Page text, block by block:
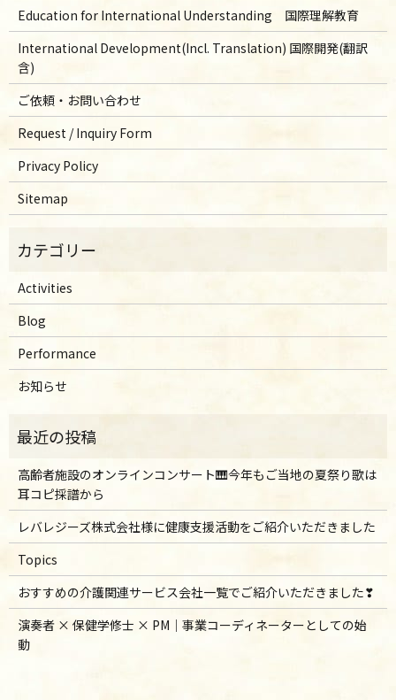
Education for International Understanding 国際理解教育
International Development(Incl. Translation) 国際開発(翻訳
含)
ご依頼・お問い合わせ
Request / Inquiry Form
Privacy Policy
Sitemap
Activities
Blog
Performance
お知らせ
高齢者施設のオンラインコンサート🎹今年もご当地の夏祭り歌は
耳コピ採譜から
レバレジーズ株式会社様に健康支援活動をご紹介いただきました
Topics
おすすめの介護関連サービス会社一覧でご紹介いただきました❣
演奏者 × 保健学修士 × PM｜事業コーディネーターとしての始
動